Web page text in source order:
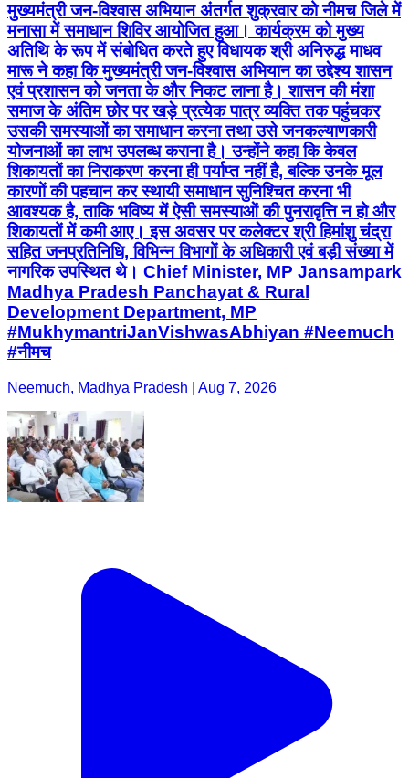
मुख्यमंत्री जन-विश्वास अभियान अंतर्गत शुक्रवार को नीमच जिले में
मनासा में समाधान शिविर आयोजित हुआ। कार्यक्रम को मुख्य
अतिथि के रूप में संबोधित करते हुए विधायक श्री अनिरुद्ध माधव
मारू ने कहा कि मुख्यमंत्री जन-विश्वास अभियान का उद्देश्य शासन
एवं प्रशासन को जनता के और निकट लाना है। शासन की मंशा
समाज के अंतिम छोर पर खड़े प्रत्येक पात्र व्यक्ति तक पहुंचकर
उसकी समस्याओं का समाधान करना तथा उसे जनकल्याणकारी
योजनाओं का लाभ उपलब्ध कराना है। उन्होंने कहा कि केवल
शिकायतों का निराकरण करना ही पर्याप्त नहीं है, बल्कि उनके मूल
कारणों की पहचान कर स्थायी समाधान सुनिश्चित करना भी
आवश्यक है, ताकि भविष्य में ऐसी समस्याओं की पुनरावृत्ति न हो और
शिकायतों में कमी आए। इस अवसर पर कलेक्टर श्री हिमांशु चंद्रा
सहित जनप्रतिनिधि, विभिन्न विभागों के अधिकारी एवं बड़ी संख्या में
नागरिक उपस्थित थे। Chief Minister, MP Jansampark
Madhya Pradesh Panchayat & Rural
Development Department, MP
#MukhymantriJanVishwasAbhiyan #Neemuch
#नीमच
Neemuch, Madhya Pradesh | Aug 7, 2026